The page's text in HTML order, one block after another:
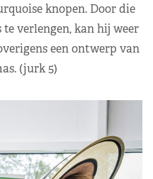
knopen. Door die
verlengen, kan hij weer
een ontwerp van
(jurk 5)